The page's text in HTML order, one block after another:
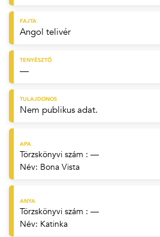
FAJTA
Angol telivér
TENYÉSZTŐ
—
TULAJDONOS
Nem publikus adat.
APA
Törzskönyvi szám : —
Név: Bona Vista
ANYA
Törzskönyvi szám : —
Név: Katinka